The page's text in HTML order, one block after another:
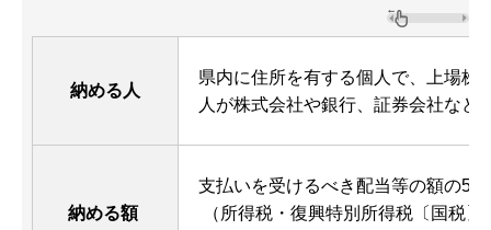
納める人
県内に住所を有する個人で、上場株
人が株式会社や銀行、証券会社など
納める額
支払いを受けるべき配当等の額の5
（所得税・復興特別所得税〔国税